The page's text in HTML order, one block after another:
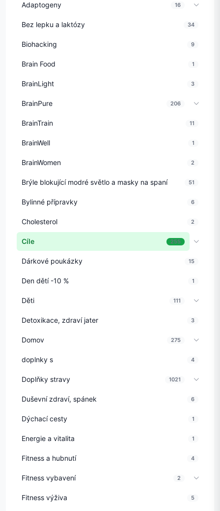
Adaptogeny 16
Bez lepku a laktózy 34
Biohacking 9
Brain Food 1
BrainLight 3
BrainPure 206
BrainTrain 11
BrainWell 1
BrainWomen 2
Brýle blokující modré světlo a masky na spaní 51
Bylinné přípravky 6
Cholesterol 2
Cíle 255
Dárkové poukázky 15
Den dětí -10 % 1
Děti 111
Detoxikace, zdraví jater 3
Domov 275
doplnky s 4
Doplňky stravy 1021
Duševní zdraví, spánek 6
Dýchací cesty 1
Energie a vitalita 1
Fitness a hubnutí 4
Fitness vybavení 2
Fitness výživa 5